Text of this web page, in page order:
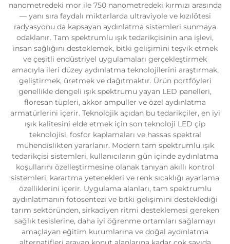
nanometredeki mor ile 750 nanometredeki kırmızı arasında
— yanı sıra faydalı miktarlarda ultraviyole ve kızılötesi
radyasyonu da kapsayan aydınlatma sistemleri sunmaya
odaklanır. Tam spektrumlu ışık tedarikçisinin ana işlevi,
insan sağlığını desteklemek, bitki gelişimini teşvik etmek
ve çeşitli endüstriyel uygulamaları gerçekleştirmek
amacıyla ileri düzey aydınlatma teknolojilerini araştırmak,
geliştirmek, üretmek ve dağıtmaktır. Ürün portföyleri
genellikle dengeli ışık spektrumu yayan LED panelleri,
floresan tüpleri, akkor ampuller ve özel aydınlatma
armatürlerini içerir. Teknolojik açıdan bu tedarikçiler, en iyi
ışık kalitesini elde etmek için son teknoloji LED çip
teknolojisi, fosfor kaplamaları ve hassas spektral
mühendislikten yararlanır. Modern tam spektrumlu ışık
tedarikçisi sistemleri, kullanıcıların gün içinde aydınlatma
koşullarını özelleştirmesine olanak tanıyan akıllı kontrol
sistemleri, karartma yetenekleri ve renk sıcaklığı ayarlama
özelliklerini içerir. Uygulama alanları, tam spektrumlu
aydınlatmanın fotosentezi ve bitki gelişimini desteklediği
tarım sektöründen, sirkadiyen ritmi desteklemesi gereken
sağlık tesislerine, daha iyi öğrenme ortamları sağlamayı
amaçlayan eğitim kurumlarına ve doğal aydınlatma